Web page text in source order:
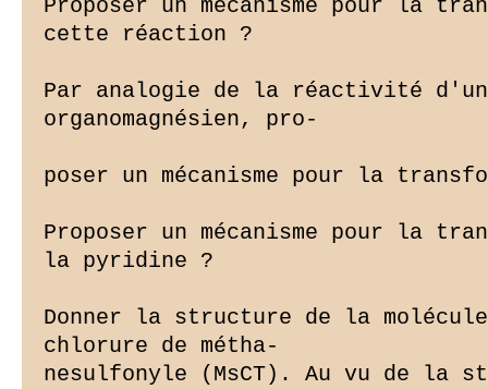
Proposer un mécanisme pour la
cette réaction ?
Par analogie de la réactivité
organomagnésien, pro-
poser un mécanisme pour la
Proposer un mécanisme pour la
la pyridine ?
Donner la structure de la
chlorure de métha-
nesulfonyle (MsCT). Au vu de